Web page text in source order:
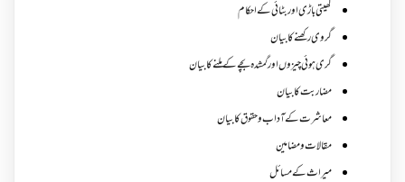
کھیتی باڑی اور بٹائی کے احکام
گروی رکھنے کا بیان
گری ہوئی چیزوں اورگمشدہ بچے کے ملنے کا بیان
مضاربت کا بیان
معاشرت کے آداب و حقوق کا بیان
مقالات ومضامین
میراث کے مسائل